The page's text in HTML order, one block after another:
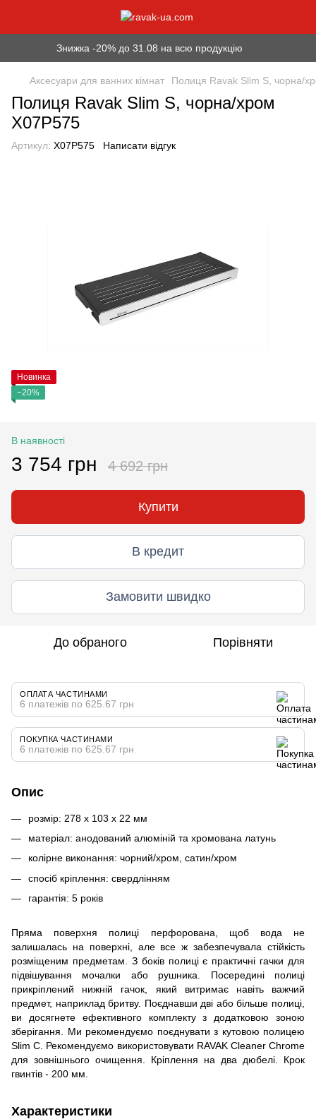
Знижка -20% до 31.08 на всю продукцію
Аксесуари для ванних кімнат Полиця Ravak Slim S, чорна/
Полиця Ravak Slim S, чорна/хром
X07P575
Артикул: X07P575 Написати відгук
Новинка
−20%
В наявності
3 754 грн 4 692 грн
Купити
В кредит
Замовити швидко
До обраного Порівняти
ОПЛАТА ЧАСТИНАМИ
6 платежів по 625.67 грн
ПОКУПКА ЧАСТИНАМИ
6 платежів по 625.67 грн
Опис
розмір: 278 x 103 x 22 мм
матеріал: анодований алюміній та хромована латунь
колірне виконання: чорний/хром, сатин/хром
спосіб кріплення: свердлінням
гарантія: 5 років
Пряма поверхня полиці перфорована, щоб вода не
залишалась на поверхні, але все ж забезпечувала стійкість
розміщеним предметам. З боків полиці є практичні гачки для
підвішування мочалки або рушника. Посередині полиці
прикріплений нижній гачок, який витримає навіть важчий
предмет, наприклад бритву. Поєднавши дві або більше полиці,
ви досягнете ефективного комплекту з додатковою зоною
зберігання. Ми рекомендуємо поєднувати з кутовою полицею
Slim C. Рекомендуємо використовувати RAVAK Cleaner Chrome
для зовнішнього очищення. Кріплення на два дюбелі. Крок
гвинтів - 200 мм.
Характеристики